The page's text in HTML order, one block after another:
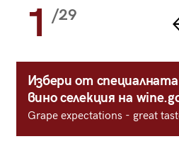
1 /29
Избери от
вино селекция на
Grape expectations - great